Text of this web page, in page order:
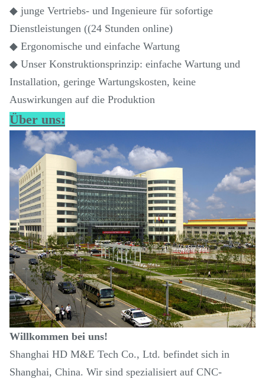
◆ junge Vertriebs- und Ingenieure für sofortige
Dienstleistungen ((24 Stunden online)
◆ Ergonomische und einfache Wartung
◆ Unser Konstruktionsprinzip: einfache Wartung und
Installation, geringe Wartungskosten, keine
Auswirkungen auf die Produktion
Über uns:
Willkommen bei uns!
Shanghai HD M&E Tech Co., Ltd. befindet sich in
Shanghai, China. Wir sind spezialisiert auf CNC-